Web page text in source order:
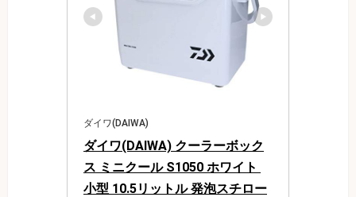
ダイワ(DAIWA)
ダイワ(DAIWA) クーラーボック
ス ミニクール S1050 ホワイト
小型 10.5リットル 発泡スチロー